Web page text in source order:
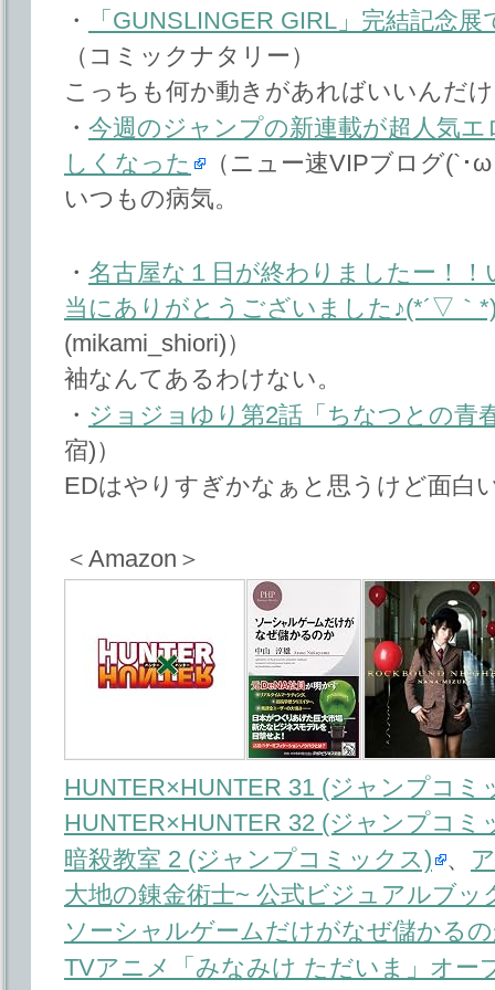
・
「GUNSLINGER GIRL」完結記念
（コミックナタリー）
こっちも何か動きがあればいいんだ
・ 今週のジャンプの新連載が超人気
しくなった
（ニュー速VIPブログ(`･
いつもの病気。
・ 名古屋な１日が終わりましたー！
当にありがとうございました♪(*´▽｀
(mikami_shiori)）
袖なんてあるわけない。
・ ジョジョゆり第2話「ちなつとの青
宿)）
EDはやりすぎかなぁと思うけど面白
＜Amazon＞
HUNTER×HUNTER 31 (ジャンプコミ
HUNTER×HUNTER 32 (ジャンプコミ
暗殺教室 2 (ジャンプコミックス)
、
大地の錬金術士~ 公式ビジュアルブッ
ソーシャルゲームだけがなぜ儲かる
TVアニメ「みなみけ ただいま」オー